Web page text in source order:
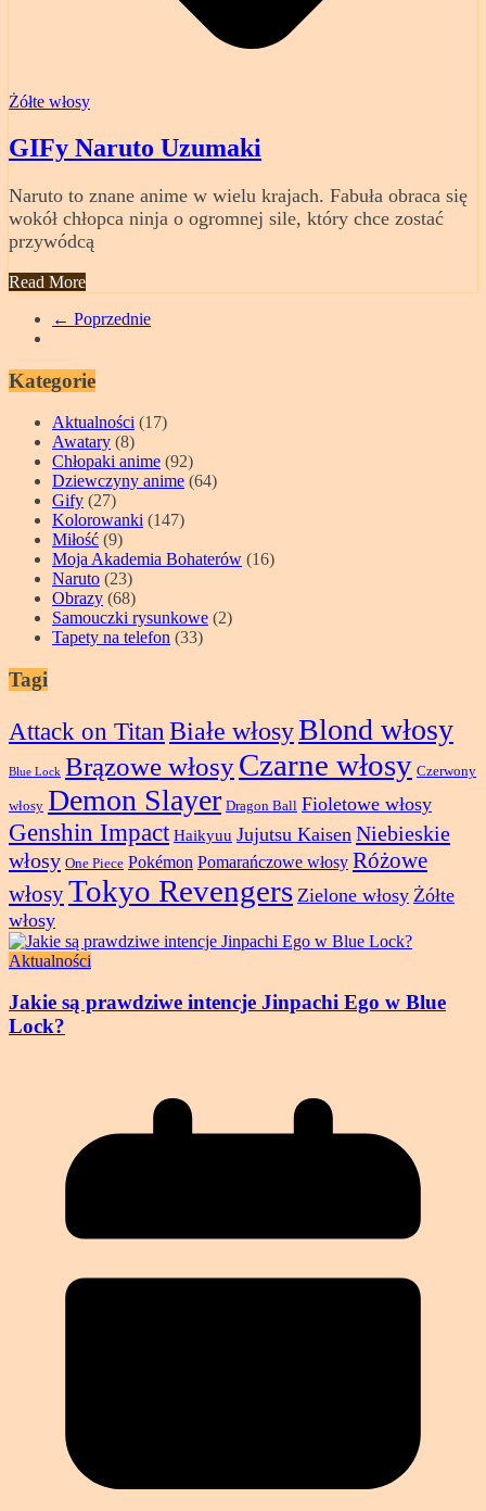
Żółte włosy
GIFy Naruto Uzumaki
Naruto to znane anime w wielu krajach. Fabuła obraca się
wokół chłopca ninja o ogromnej sile, który chce zostać
przywódcą
Read More
← Poprzednie
Kategorie
Aktualności (17)
Awatary (8)
Chłopaki anime (92)
Dziewczyny anime (64)
Gify (27)
Kolorowanki (147)
Miłość (9)
Moja Akademia Bohaterów (16)
Naruto (23)
Obrazy (68)
Samouczki rysunkowe (2)
Tapety na telefon (33)
Tagi
Attack on Titan Białe włosyBlond włosy
Blue Lock Brązowe włosyCzarne włosy Czerwony
włosy Demon Slayer Dragon Ball Fioletowe włosy
Genshin Impact Haikyuu Jujutsu Kaisen Niebieskie
włosy One Piece Pokémon Pomarańczowe włosy Różowe
włosyTokyo Revengers Zielone włosy Żółte
włosy
Aktualności
Jakie są prawdziwe intencje Jinpachi Ego w Blue
Lock?